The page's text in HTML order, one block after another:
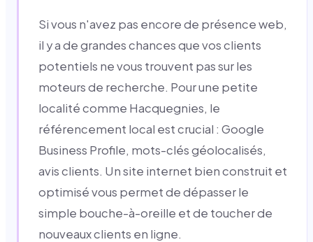
Si vous n'avez pas encore de présence web,
il y a de grandes chances que vos clients
potentiels ne vous trouvent pas sur les
moteurs de recherche. Pour une petite
localité comme Hacquegnies, le
référencement local est crucial : Google
Business Profile, mots-clés géolocalisés,
avis clients. Un site internet bien construit et
optimisé vous permet de dépasser le
simple bouche-à-oreille et de toucher de
nouveaux clients en ligne.